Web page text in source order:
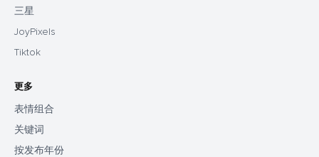
三星
JoyPixels
Tiktok
更多
表情组合
关键词
按发布年份